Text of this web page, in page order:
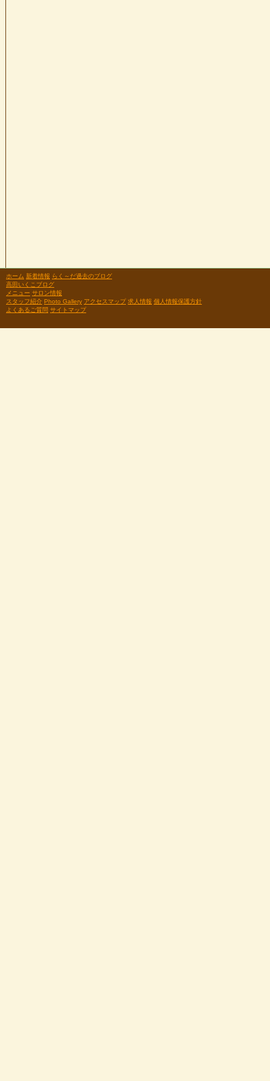
ホーム 新着情報 らく～だ過去のブログ
高田いくこブログ
メニュー サロン情報
スタッフ紹介 Photo Gallery アクセスマップ 求人情報 個人情報保護方針
よくあるご質問 サイトマップ